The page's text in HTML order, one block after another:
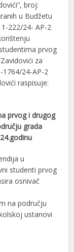
broj:
u Budžetu
222/24- AP-2
prvog
za
24-AP-2
raspisuje:
prvog i drugog
grada
u
studenti prvog
osnivač
na području
ustanovi